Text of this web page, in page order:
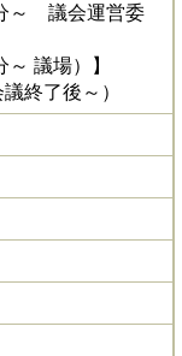
～ 議会運営委
～ 議場）】
議終了後～）